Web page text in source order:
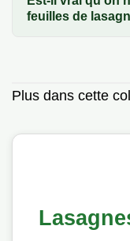
feuilles de
Plus dans cette